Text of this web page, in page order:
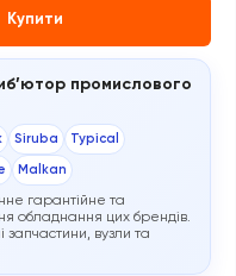
Купити
промислового
Siruba Typical
Malkan
гарантійне та
обладнання цих брендів.
запчастини, вузли та